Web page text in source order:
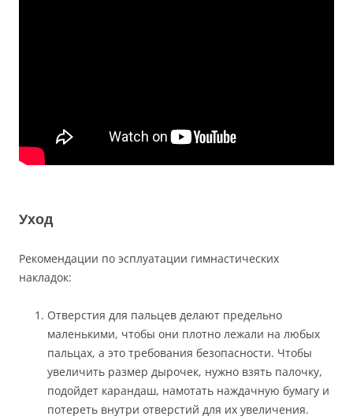
Уход
Рекомендации по эсплуатации гимнастических
накладок:
Отверстия для пальцев делают предельно
маленькими, чтобы они плотно лежали на любых
пальцах, а это требования безопасности. Чтобы
увеличить размер дырочек, нужно взять палочку,
подойдет карандаш, намотать наждачную бумагу и
потереть внутри отверстий для их увеличения.